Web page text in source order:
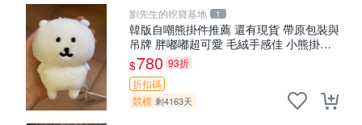
劉先生的挖寶基地 1
韓版自嘲熊掛件推薦 還有現貨 帶原包裝與
吊牌 胖嘟嘟超可愛 毛絨手感佳 小熊掛件
自嘲抱枕 小熊抱枕
$780 93折
折扣碼
競標 剩4163天